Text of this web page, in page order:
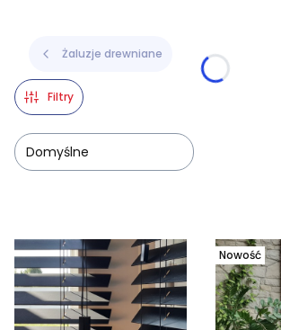
Żaluzje drewniane
Filtry
Domyślne
Nowość